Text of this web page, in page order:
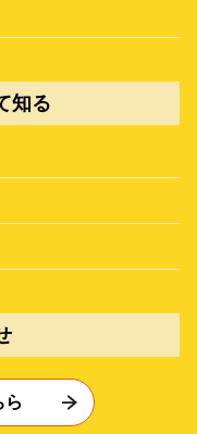
知る
ら